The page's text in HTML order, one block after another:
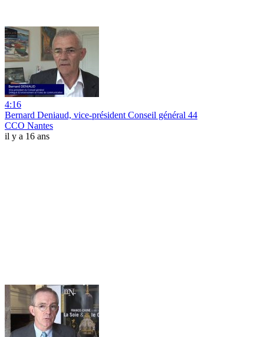
4:16
Bernard Deniaud, vice-président Conseil général 44
CCO Nantes
il y a 16 ans